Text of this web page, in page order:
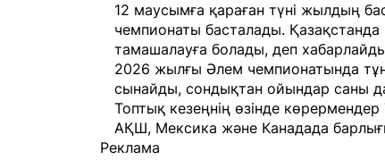
12 маусымға қараған түні жылдың
чемпионаты басталады.
тамашалауға болады, деп
2026 жылғы Әлем чемпионатында
сынайды, сондықтан ойындар саны
Топтық кезеңнің өзінде
АҚШ, Мексика және Канадада
Реклама